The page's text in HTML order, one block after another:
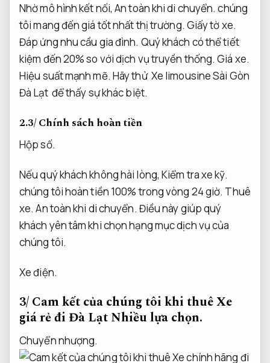
Nhờ mô hình kết nối,An toàn khi di chuyển. chúng
tôi mang đến giá tốt nhất thị trường. Giấy tờ xe.
Đáp ứng nhu cầu gia đình. Quý khách có thể tiết
kiệm đến 20% so với dịch vụ truyền thống.Giá xe.
Hiệu suất mạnh mẽ. Hãy thử Xe limousine Sài Gòn
Đà Lạt để thấy sự khác biệt.
2.3/ Chính sách hoàn tiền
Hộp số.
Nếu quý khách không hài lòng,Kiểm tra xe kỹ.
chúng tôi hoàn tiền 100% trong vòng 24 giờ. Thuê
xe. An toàn khi di chuyển. Điều này giúp quý
khách yên tâm khi chọn hạng mục dịch vụ của
chúng tôi.
Xe điện.
3/ Cam kết của chúng tôi khi thuê Xe
giá rẻ đi Đà LạtNhiều lựa chọn.
Chuyển nhượng.